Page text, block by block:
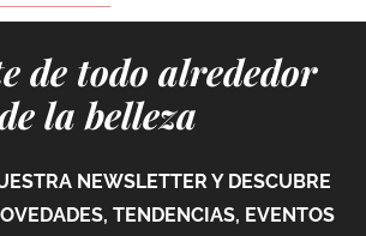
de todo alrededor
la belleza
NEWSLETTER Y DESCUBRE
TENDENCIAS, EVENTOS